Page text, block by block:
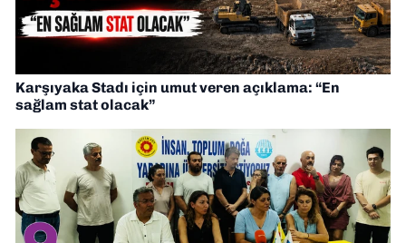
Karşıyaka Stadı için umut veren açıklama: “En
sağlam stat olacak”